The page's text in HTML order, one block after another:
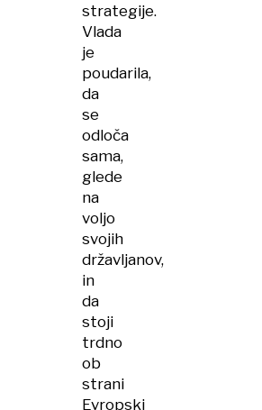
strategije.
Vlada
je
poudarila,
da
se
odloča
sama,
glede
na
voljo
svojih
državljanov,
in
da
stoji
trdno
ob
strani
Evropski